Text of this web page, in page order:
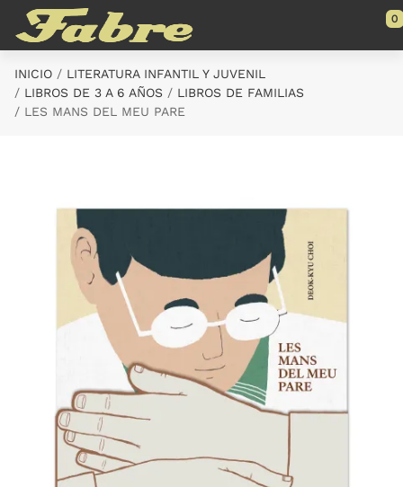
Saltar al contenido principal
0
INICIO
LITERATURA INFANTIL Y JUVENIL
LIBROS DE 3 A 6 AÑOS
LIBROS DE FAMILIAS
LES MANS DEL MEU PARE